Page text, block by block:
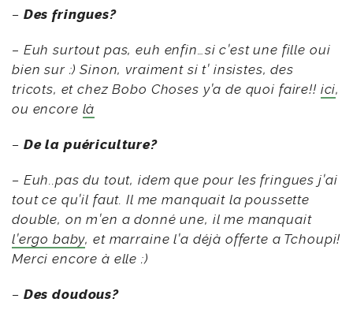
– Des fringues?
– Euh surtout pas, euh enfin…si c’est une fille oui
bien sur :) Sinon, vraiment si t’ insistes, des
tricots, et chez Bobo Choses y’a de quoi faire!! ici,
ou encore là
– De la puériculture?
– Euh..pas du tout, idem que pour les fringues j’ai
tout ce qu’il faut. Il me manquait la poussette
double, on m’en a donné une, il me manquait
l’ergo baby, et marraine l’a déjà offerte a Tchoupi!
Merci encore à elle :)
– Des doudous?